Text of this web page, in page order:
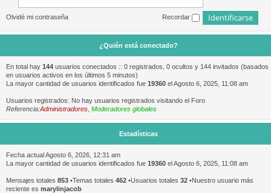
Olvidé mi contraseña Recordar
¿Quién está conectado?
En total hay 144 usuarios conectados :: 0 registrados, 0 ocultos y 144 invitados (basados
en usuarios activos en los últimos 5 minutos)
La mayor cantidad de usuarios identificados fue 19360 el Agosto 6, 2025, 11:08 am
Usuarios registrados: No hay usuarios registrados visitando el Foro
Referencia:Administradores Moderadores globales
Estadísticas
Fecha actual Agosto 6, 2026, 12:31 am
La mayor cantidad de usuarios identificados fue 19360 el Agosto 6, 2025, 11:08 am
Mensajes totales 853 •Temas totales 462 •Usuarios totales 32 •Nuestro usuario más
reciente es marylinjacob